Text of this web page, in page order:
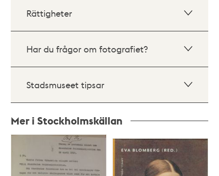
Rättigheter
Har du frågor om fotografiet?
Stadsmuseet tipsar
Mer i Stockholmskällan
och